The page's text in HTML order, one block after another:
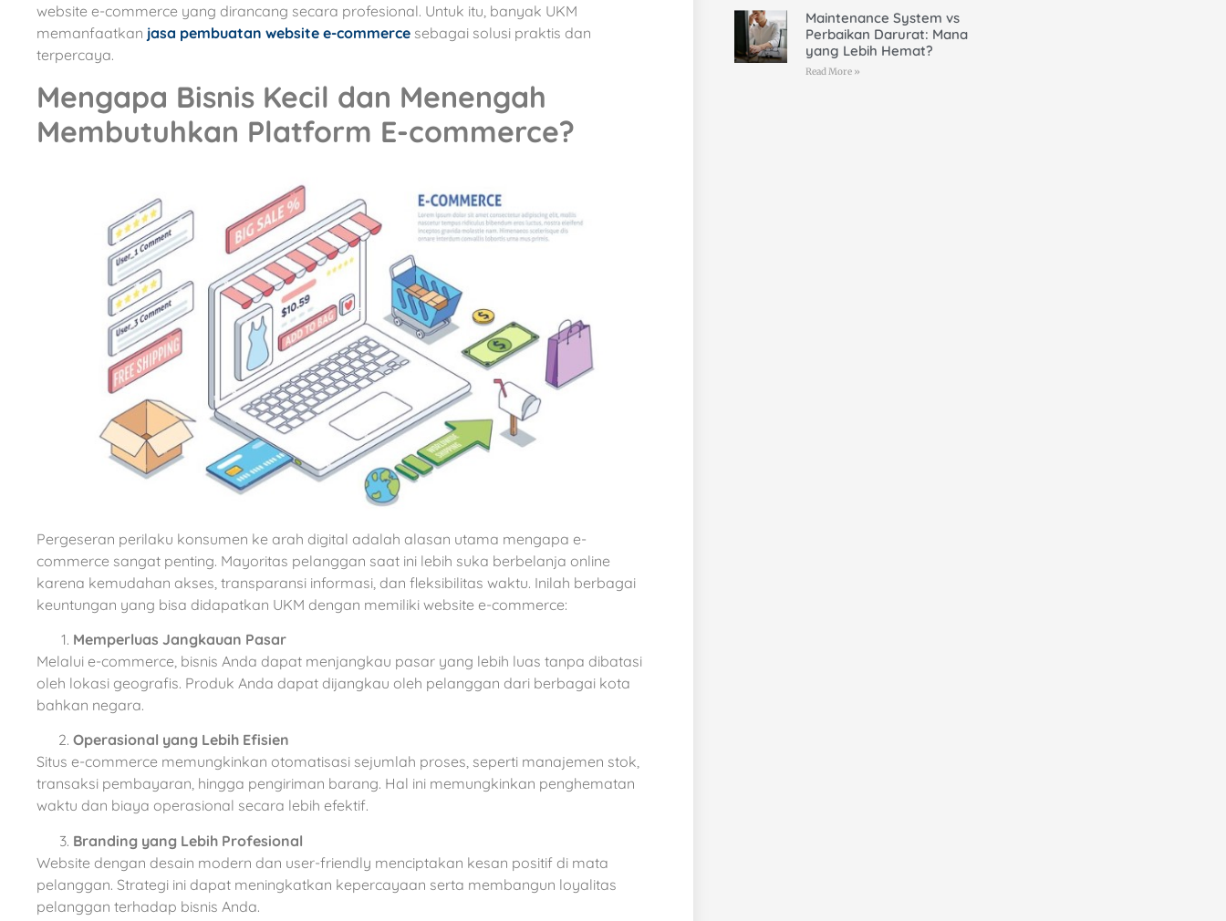
website e-commerce yang dirancang secara profesional. Untuk itu, banyak UKM
memanfaatkan jasa pembuatan website e-commerce sebagai solusi praktis dan
terpercaya.
Mengapa Bisnis Kecil dan Menengah
Membutuhkan Platform E-commerce?
Pergeseran perilaku konsumen ke arah digital adalah alasan utama mengapa e-
commerce sangat penting. Mayoritas pelanggan saat ini lebih suka berbelanja online
karena kemudahan akses, transparansi informasi, dan fleksibilitas waktu. Inilah berbagai
keuntungan yang bisa didapatkan UKM dengan memiliki website e-commerce:
Memperluas Jangkauan Pasar
Melalui e-commerce, bisnis Anda dapat menjangkau pasar yang lebih luas tanpa dibatasi
oleh lokasi geografis. Produk Anda dapat dijangkau oleh pelanggan dari berbagai kota
bahkan negara.
Operasional yang Lebih Efisien
Situs e-commerce memungkinkan otomatisasi sejumlah proses, seperti manajemen stok,
transaksi pembayaran, hingga pengiriman barang. Hal ini memungkinkan penghematan
waktu dan biaya operasional secara lebih efektif.
Branding yang Lebih Profesional
Website dengan desain modern dan user-friendly menciptakan kesan positif di mata
pelanggan. Strategi ini dapat meningkatkan kepercayaan serta membangun loyalitas
pelanggan terhadap bisnis Anda.
Maintenance System vs
Perbaikan Darurat: Mana
yang Lebih Hemat?
Read More »